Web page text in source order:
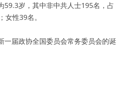
59.3岁，其中非中共人士195名，占
女性39名。
一届政协全国委员会常务委员会的诞